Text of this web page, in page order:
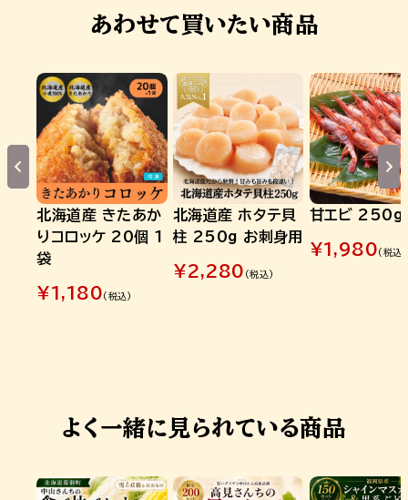
あわせて買いたい商品
北海道産 きたあか
りコロッケ 20個 1
袋
¥1,180 (税込)
北海道産 ホタテ貝
柱 250g お刺身用
¥2,280 (税込)
甘エビ 250g
¥1,980 (税込)
よく一緒に見られている商品